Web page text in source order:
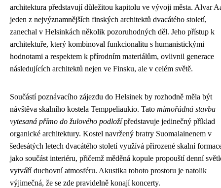
architektura představují důležitou kapitolu ve vývoji města. Alvar
jeden z nejvýznamnějších finských architektů dvacátého století,
zanechal v Helsinkách několik pozoruhodných děl. Jeho přístup k
architektuře, který kombinoval funkcionalitu s humanistickými
hodnotami a respektem k přírodním materiálům, ovlivnil generace
následujících architektů nejen ve Finsku, ale v celém světě.
Součástí poznávacího zájezdu do Helsinek by rozhodně měla být
návštěva skalního kostela Temppeliaukio. Tato mimořádná stavba
vytesaná přímo do žulového podložípředstavuje jedinečný příklad
organické architektury. Kostel navržený bratry Suomalainenem v
šedesátých letech dvacátého století využívá přirozené skalní
jako součást interiéru, přičemž měděná kopule propouští denní
vytváří duchovní atmosféru. Akustika tohoto prostoru je natolik
výjimečná, že se zde pravidelně konají koncerty.